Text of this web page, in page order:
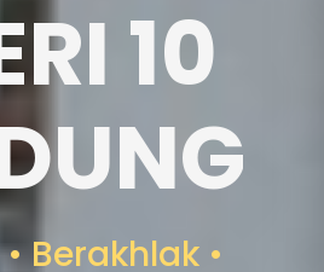
10
Berakhlak •